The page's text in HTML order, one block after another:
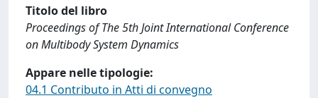
Titolo del libro
Proceedings of The 5th Joint International Conference
on Multibody System Dynamics
Appare nelle tipologie:
04.1 Contributo in Atti di convegno